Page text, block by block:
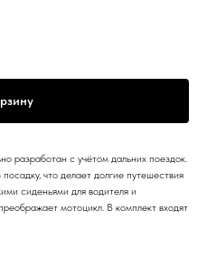
разработан с учётом дальних поездок.
что делает долгие путешествия
сиденьями для водителя и
мотоцикл. В комплект входят